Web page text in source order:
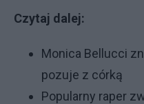
Czytaj dalej:
Monica Bellucci
pozuje z córką
Popularny raper